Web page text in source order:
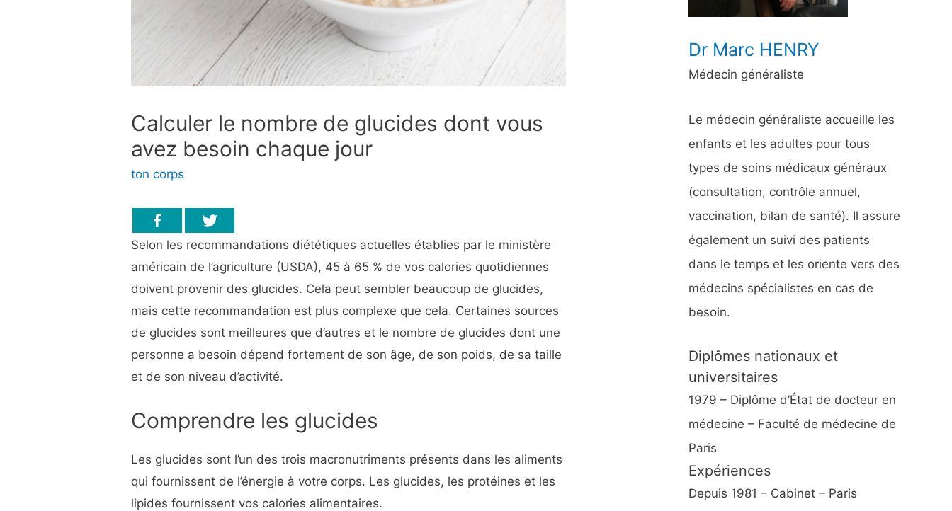
Calculer le nombre de glucides dont vous
avez besoin chaque jour
ton corps
Selon les recommandations diététiques actuelles établies par le ministère
américain de l’agriculture (USDA), 45 à 65 % de vos calories quotidiennes
doivent provenir des glucides. Cela peut sembler beaucoup de glucides,
mais cette recommandation est plus complexe que cela. Certaines sources
de glucides sont meilleures que d’autres et le nombre de glucides dont une
personne a besoin dépend fortement de son âge, de son poids, de sa taille
et de son niveau d’activité.
Comprendre les glucides
Les glucides sont l’un des trois macronutriments présents dans les aliments
qui fournissent de l’énergie à votre corps. Les glucides, les protéines et les
lipides fournissent vos calories alimentaires.
Dr Marc HENRY
Médecin généraliste
Le médecin généraliste accueille les
enfants et les adultes pour tous
types de soins médicaux généraux
(consultation, contrôle annuel,
vaccination, bilan de santé). Il assure
également un suivi des patients
dans le temps et les oriente vers des
médecins spécialistes en cas de
besoin.
Diplômes nationaux et
universitaires
1979 – Diplôme d’État de docteur en
médecine – Faculté de médecine de
Paris
Expériences
Depuis 1981 – Cabinet – Paris